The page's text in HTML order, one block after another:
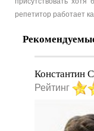
репетитор работает
Константин
Рейтинг